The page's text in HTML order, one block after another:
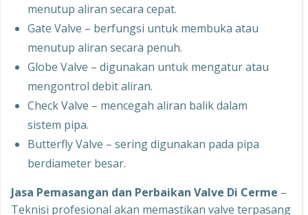
menutup aliran secara cepat.
Gate Valve – berfungsi untuk membuka atau
menutup aliran secara penuh.
Globe Valve – digunakan untuk mengatur atau
mengontrol debit aliran.
Check Valve – mencegah aliran balik dalam
sistem pipa.
Butterfly Valve – sering digunakan pada pipa
berdiameter besar.
Jasa Pemasangan dan Perbaikan Valve Di Cerme –
Teknisi profesional akan memastikan valve terpasang